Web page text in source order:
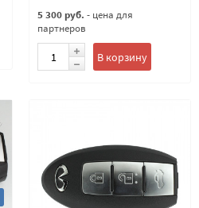
5 300 руб. - цена для
партнеров
В корзину